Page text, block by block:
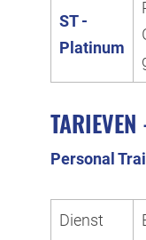
ST -
Platinum
Personal
Dienst